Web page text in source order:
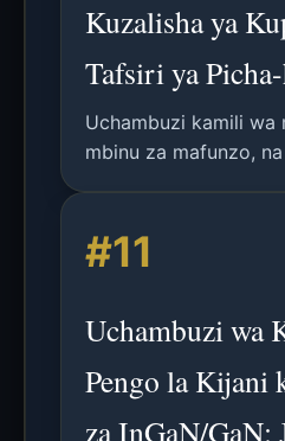
Kuzalisha ya
Tafsiri ya
Uchambuzi kamili wa
mbinu za mafunzo,
mwelekeo wa baadaye.
#11
Uchambuzi wa
Pengo la Kijani
za InGaN/GaN: